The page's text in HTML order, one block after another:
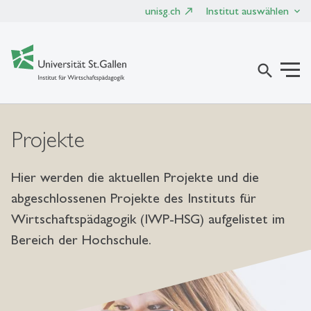
unisg.ch Institut auswählen
search
Projekte
Hier werden die aktuellen Projekte und die
abgeschlossenen Projekte des Instituts für
Wirtschaftspädagogik (IWP-HSG) aufgelistet im
Bereich der Hochschule.